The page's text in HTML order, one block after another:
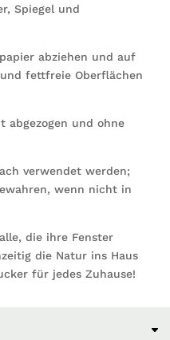
Spiegel und
abziehen und auf
fettfreie Oberflächen
abgezogen und ohne
verwendet werden;
wenn nicht in
die ihre Fenster
die Natur ins Haus
für jedes Zuhause!